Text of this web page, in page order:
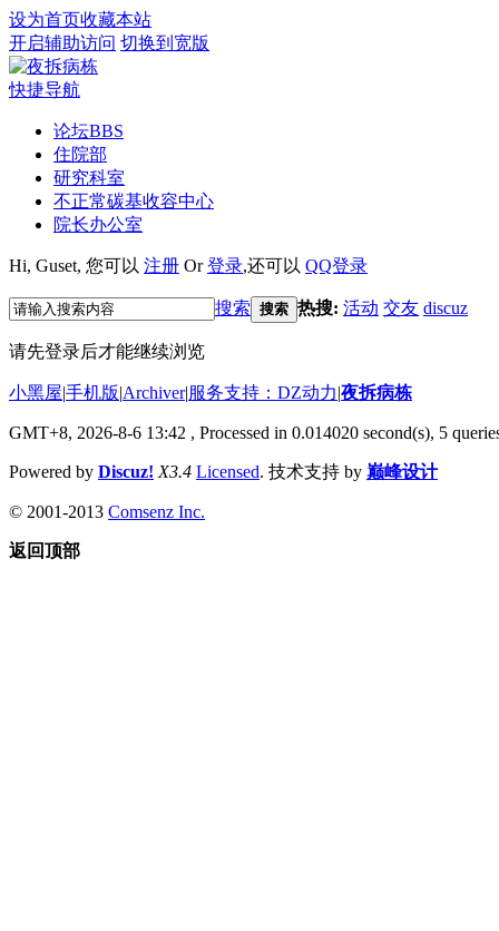
设为首页收藏本站
开启辅助访问 切换到宽版
快捷导航
论坛BBS
住院部
研究科室
不正常碳基收容中心
院长办公室
Hi, Guset, 您可以 注册 Or登录,还可以 QQ登录
搜索 搜索 热搜: 活动 交友 discuz
请先登录后才能继续浏览
小黑屋|手机版|Archiver|服务支持：DZ动力|夜拆病栋
GMT+8, 2026-8-6 13:42 , Processed in 0.014020 second(s), 5
Powered by Discuz! X3.4 Licensed. 技术支持 by 巅峰设计
© 2001-2013 Comsenz Inc.
返回顶部